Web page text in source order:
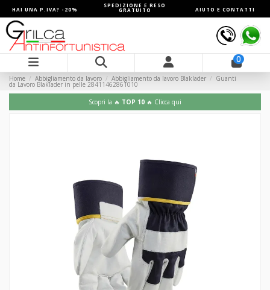
HAI UNA P.IVA? -20%
SPEDIZIONE E RESO
GRATUITO AIUTO E CONTATTI
0
Home Abbigliamento da lavoro Abbigliamento da lavoro Blaklader Guanti
da Lavoro Blaklader in pelle 28411462861010
Scopri la 🔥 TOP 10 🔥 Clicca qui